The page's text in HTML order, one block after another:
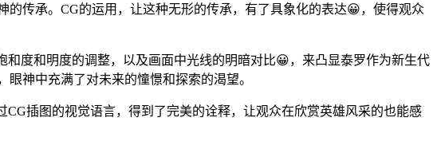
传承。CG的运用，让这种无形的传承，有了具象化的表达😀，使得观众
度和明度的调整，以及画面中光线的明暗对比😀，来凸显泰罗作为新生代
神中充满了对未来的憧憬和探索的渴望。
插图的视觉语言，得到了完美的诠释，让观众在欣赏英雄风采的也能感